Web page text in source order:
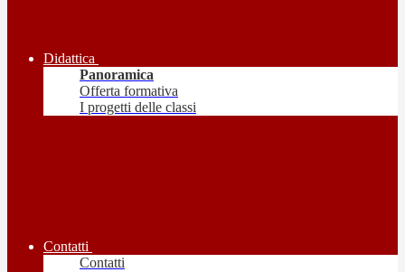
Didattica
Panoramica
Offerta formativa
I progetti delle classi
Contatti
Contatti